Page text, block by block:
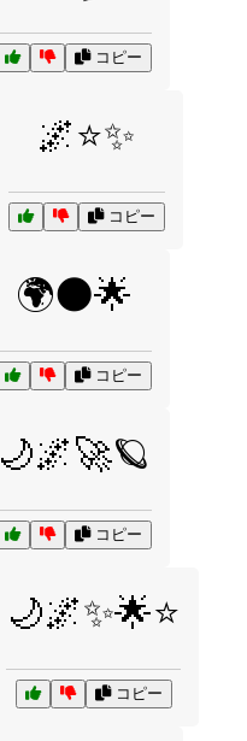
コピー
🌌⭐✨
コピー
🌍🌑🌟
コピー
🌙🌌🚀🪐
コピー
🌙🌌✨🌟⭐
コピー